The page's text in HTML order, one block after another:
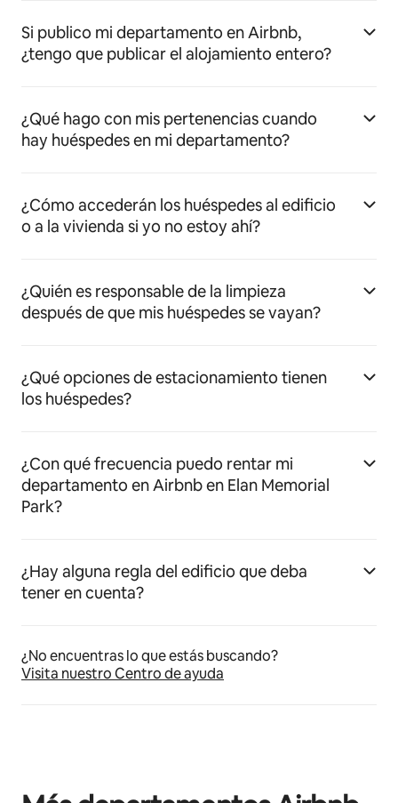
Si publico mi departamento en Airbnb,
¿tengo que publicar el alojamiento entero?
¿Qué hago con mis pertenencias cuando
hay huéspedes en mi departamento?
¿Cómo accederán los huéspedes al edificio
o a la vivienda si yo no estoy ahí?
¿Quién es responsable de la limpieza
después de que mis huéspedes se vayan?
¿Qué opciones de estacionamiento tienen
los huéspedes?
¿Con qué frecuencia puedo rentar mi
departamento en Airbnb en Elan Memorial
Park?
¿Hay alguna regla del edificio que deba
tener en cuenta?
¿No encuentras lo que estás buscando?
Visita nuestro Centro de ayuda